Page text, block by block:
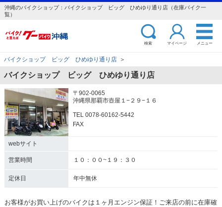
沖縄のバイクショップ：バイクショップ ビッグ ひめゆり通り店（在庫バイク一
覧）
検索 マイページ メニュー
バイクショップ ビッグ ひめゆり通り店 ＞
バイクショップ ビッグ ひめゆり通り店
〒902-0065
沖縄県那覇市壺屋１−２９−１６
TEL 0078-60162-5442
FAX
webサイト
営業時間 １０：００~１９：３０
定休日 年中無休
お客様がお買い上げのバイクは１ヶ月エンジン保証！ご来店の前に在庫確